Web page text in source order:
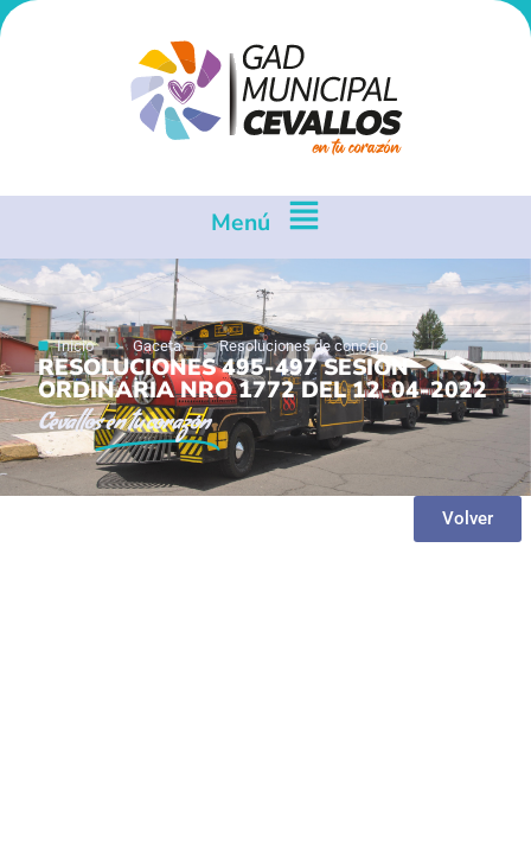
Menú
Inicio Gaceta Resoluciones de concejo
RESOLUCIONES 495-497 SESION
ORDINARIA NRO 1772 DEL 12-04-2022
Cevallosen tu corazón
Volver